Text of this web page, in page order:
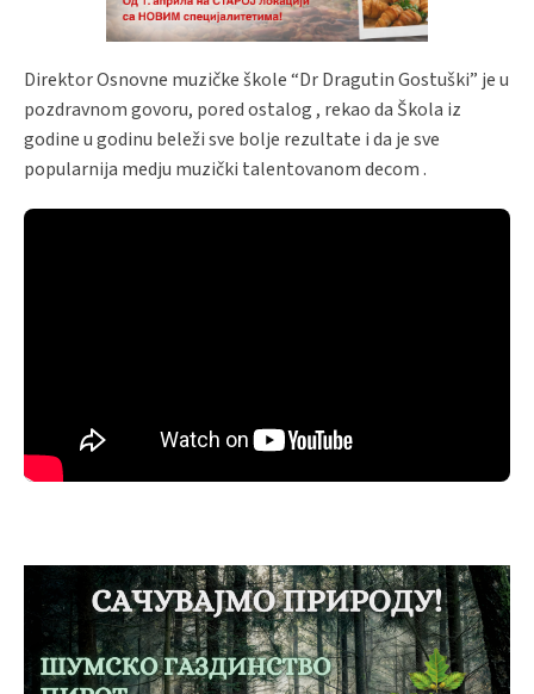
Direktor Osnovne muzičke škole “Dr Dragutin Gostuški” je u
pozdravnom govoru, pored ostalog , rekao da Škola iz
godine u godinu beleži sve bolje rezultate i da je sve
popularnija medju muzički talentovanom decom .